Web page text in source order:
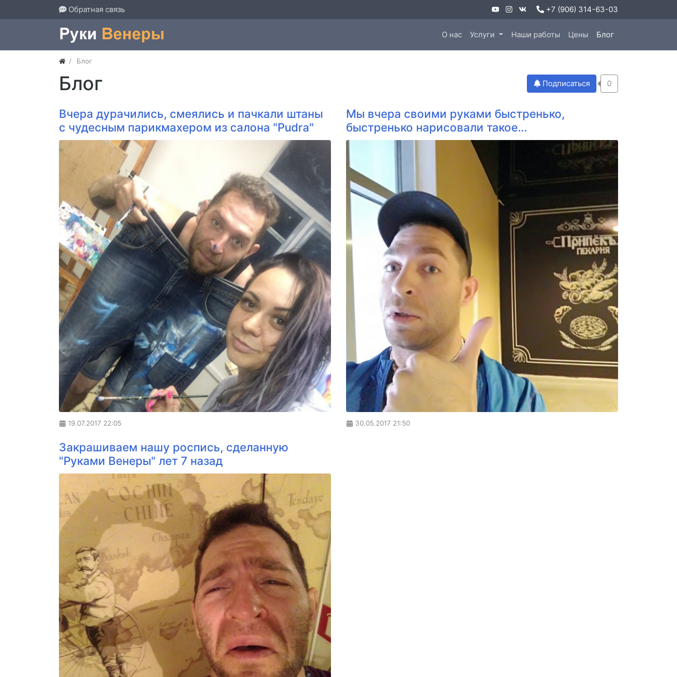
Обратная связь +7 (906) 314-63-03
О нас Услуги Наши работы Цены Блог
Блог
Блог Подписаться 0
Вчера дурачились, смеялись и пачкали штаны
с чудесным парикмахером из салона "Pudra"
19.07.2017 22:05
Мы вчера своими руками быстренько,
быстренько нарисовали такое...
30.05.2017 21:50
Закрашиваем нашу роспись, сделанную
"Руками Венеры" лет 7 назад